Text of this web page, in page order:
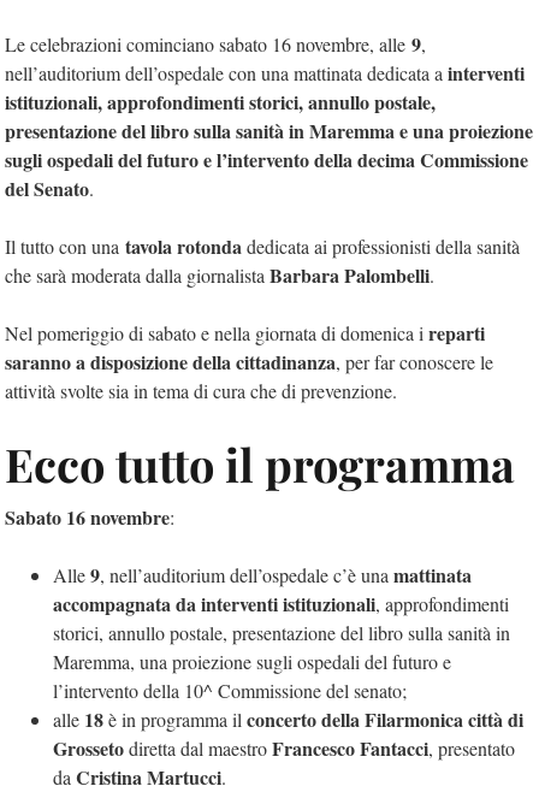
Le celebrazioni cominciano sabato 16 novembre, alle 9,
nell’auditorium dell’ospedale con una mattinata dedicata a interventi
istituzionali, approfondimenti storici, annullo postale,
presentazione del libro sulla sanità in Maremma e una proiezione
sugli ospedali del futuro e l’intervento della decima Commissione
del Senato.
Il tutto con una tavola rotondadedicata ai professionisti della sanità
che sarà moderata dalla giornalista Barbara Palombelli.
Nel pomeriggio di sabato e nella giornata di domenica i reparti
saranno a disposizione della cittadinanza, per far conoscere le
attività svolte sia in tema di cura che di prevenzione.
Ecco tutto il programma
Sabato 16 novembre:
Alle9, nell’auditorium dell’ospedale c’è una mattinata
accompagnata da interventi istituzionali, approfondimenti
storici, annullo postale, presentazione del libro sulla sanità in
Maremma, una proiezione sugli ospedali del futuro e
l’intervento della 10^ Commissione del senato;
alle 18è in programma il concerto della Filarmonica città di
Grossetodiretta dal maestroFrancesco Fantacci, presentato
da Cristina Martucci.